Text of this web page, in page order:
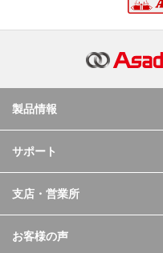
製品情報
サポート
支店・営業所
お客様の声